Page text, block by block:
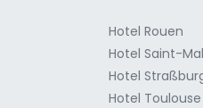
Hotel Rouen
Hotel Saint-
Hotel
Hotel Toulouse